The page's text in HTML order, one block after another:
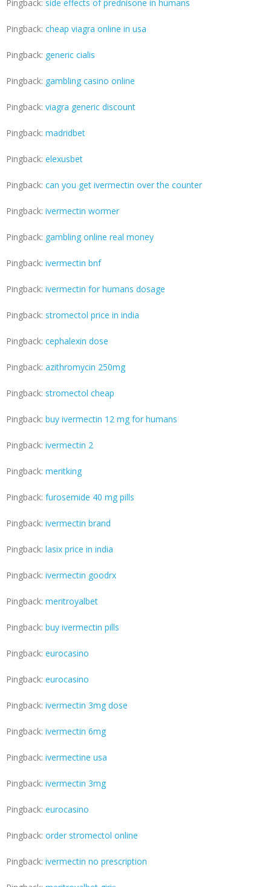
Pingback: side effects of prednisone in humans
Pingback: cheap viagra online in usa
Pingback: generic cialis
Pingback: gambling casino online
Pingback: viagra generic discount
Pingback: madridbet
Pingback: elexusbet
Pingback: can you get ivermectin over the counter
Pingback: ivermectin wormer
Pingback: gambling online real money
Pingback: ivermectin bnf
Pingback: ivermectin for humans dosage
Pingback: stromectol price in india
Pingback: cephalexin dose
Pingback: azithromycin 250mg
Pingback: stromectol cheap
Pingback: buy ivermectin 12 mg for humans
Pingback: ivermectin 2
Pingback: meritking
Pingback: furosemide 40 mg pills
Pingback: ivermectin brand
Pingback: lasix price in india
Pingback: ivermectin goodrx
Pingback: meritroyalbet
Pingback: buy ivermectin pills
Pingback: eurocasino
Pingback: eurocasino
Pingback: ivermectin 3mg dose
Pingback: ivermectin 6mg
Pingback: ivermectine usa
Pingback: ivermectin 3mg
Pingback: eurocasino
Pingback: order stromectol online
Pingback: ivermectin no prescription